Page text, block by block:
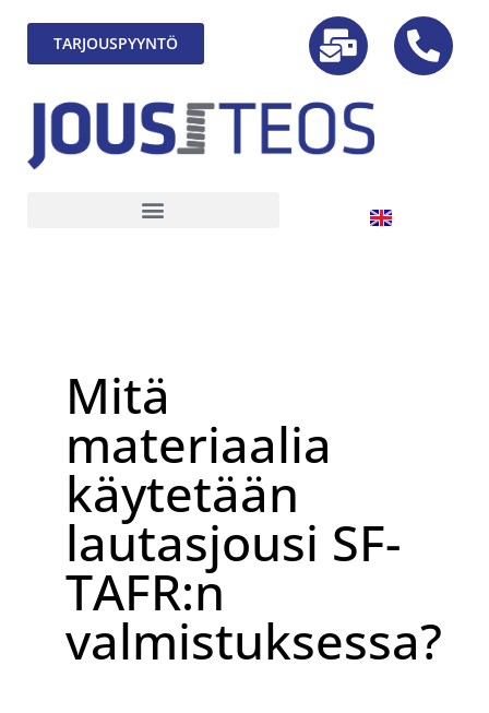
TARJOUSPYYNTÖ
Mitä
materiaalia
käytetään
lautasjousi SF-
TAFR:n
valmistuksessa?